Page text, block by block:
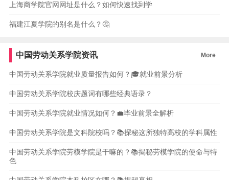
上海商学院官网网址是什么？如何快速找到学
福建江夏学院的别名是什么？🤔
中国劳动关系学院资讯 More
中国劳动关系学院就业质量报告如何？🎓就业前景分析
中国劳动关系学院校庆题词有哪些经典语录？
中国劳动关系学院就业情况如何？💼毕业前景全解析
中国劳动关系学院是文科院校吗？📚探秘这所独特高校的学科属性
中国劳动关系学院劳模学院是干嘛的？📚揭秘劳模学院的使命与特
色